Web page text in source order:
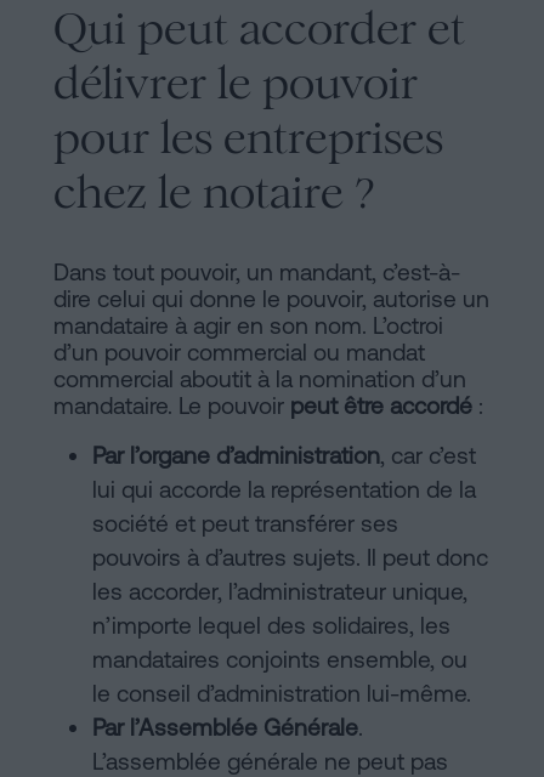
Qui peut accorder et
délivrer le pouvoir
pour les entreprises
chez le notaire ?
Dans tout pouvoir, un mandant, c’est-à-
dire celui qui donne le pouvoir, autorise un
mandataire à agir en son nom. L’octroi
d’un pouvoir commercial ou mandat
commercial aboutit à la nomination d’un
mandataire. Le pouvoir peut être accordé :
Par l’organe d’administration, car c’est
lui qui accorde la représentation de la
société et peut transférer ses
pouvoirs à d’autres sujets. Il peut donc
les accorder, l’administrateur unique,
n’importe lequel des solidaires, les
mandataires conjoints ensemble, ou
le conseil d’administration lui-même.
Par l’Assemblée Générale.
L’assemblée générale ne peut pas